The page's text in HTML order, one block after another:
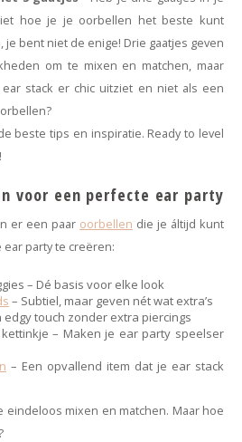
hoe je je oorbellen het beste kunt
je bent niet de enige! Drie gaatjes geven
om te mixen en matchen, maar
stack er chic uitziet en niet als een
beste tips en inspiratie. Ready to level
voor een perfecte ear party
er een paar oorbellen die je áltijd kunt
party te creëren:
– Dé basis voor elke look
– Subtiel, maar geven nét wat extra’s
edgy touch zonder extra piercings
– Maken je ear party speelser
– Een opvallend item dat je ear stack
eindeloos mixen en matchen. Maar hoe